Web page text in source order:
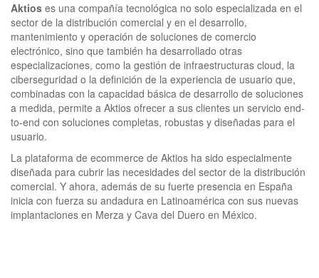
Aktios es una compañía tecnológica no solo especializada en el
sector de la distribución comercial y en el desarrollo,
mantenimiento y operación de soluciones de comercio
electrónico, sino que también ha desarrollado otras
especializaciones, como la gestión de infraestructuras cloud, la
ciberseguridad o la definición de la experiencia de usuario que,
combinadas con la capacidad básica de desarrollo de soluciones
a medida, permite a Aktios ofrecer a sus clientes un servicio end-
to-end con soluciones completas, robustas y diseñadas para el
usuario.
La plataforma de ecommerce de Aktios ha sido especialmente
diseñada para cubrir las necesidades del sector de la distribución
comercial. Y ahora, además de su fuerte presencia en España
inicia con fuerza su andadura en Latinoamérica con sus nuevas
implantaciones en Merza y Cava del Duero en México.